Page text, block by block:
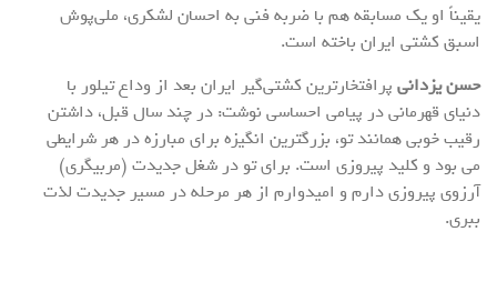
یقیناً او یک مسابقه هم با ضربه فنی به احسان لشکری، ملی‌پوش
اسبق کشتی ایران باخته است.
حسن یزدانی پرافتخارترین کشتی‌گیر ایران بعد از وداع تیلور با
دنیای قهرمانی در پیامی احساسی نوشت: در چند سال قبل، داشتن
رقیب خوبی همانند تو، بزرگترین انگیزه برای مبارزه در هر شرایطی
می بود و کلید پیروزی است. برای تو در شغل جدیدت (مربیگری)
آرزوی پیروزی دارم و امیدوارم از هر مرحله در مسیر جدیدت لذت
ببری.